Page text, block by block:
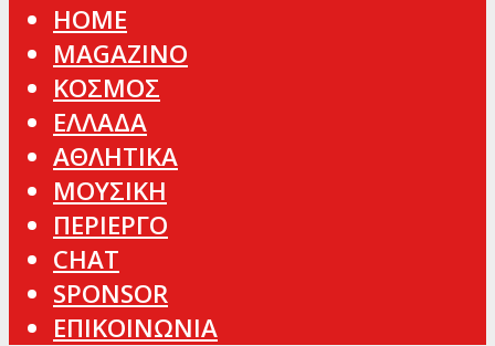
HOME
MAGAZINO
ΚΟΣΜΟΣ
ΕΛΛΑΔΑ
ΑΘΛΗΤΙΚΑ
ΜΟΥΣΙΚΗ
ΠΕΡΙΕΡΓΟ
CHAT
SPONSOR
ΕΠΙΚΟΙΝΩΝΙΑ